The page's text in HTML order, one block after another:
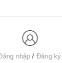
nhập Đăng ký